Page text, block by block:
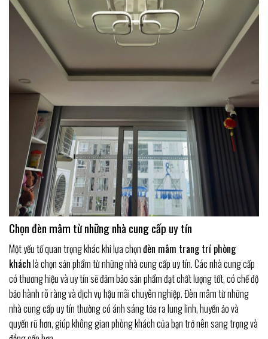
Chọn đèn mâm từ những nhà cung cấp uy tín
Một yếu tố quan trọng khác khi lựa chọnđèn mâm trang trí phòng
kháchlà chọn sản phẩm từ những nhà cung cấp uy tín. Các nhà cung cấp
có thương hiệu và uy tín sẽ đảm bảo sản phẩm đạt chất lượng tốt, có chế độ
bảo hành rõ ràng và dịch vụ hậu mãi chuyên nghiệp. Đèn mâm từ những
nhà cung cấp uy tín thường có ánh sáng tỏa ra lung linh, huyền ảo và
quyến rũ hơn, giúp không gian phòng khách của bạn trở nên sang trọng và